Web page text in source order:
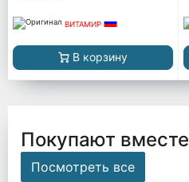
ВИТАМИР
В корзину
Покупают вместе
Посмотреть все